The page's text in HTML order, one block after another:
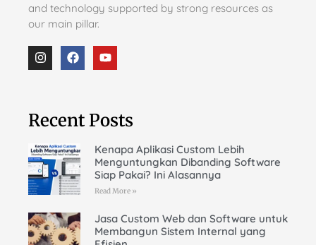
and technology supported by strong resources as
our main pillar.
Recent Posts
Kenapa Aplikasi Custom Lebih
Menguntungkan Dibanding Software
Siap Pakai? Ini Alasannya
Read More »
Jasa Custom Web dan Software untuk
Membangun Sistem Internal yang